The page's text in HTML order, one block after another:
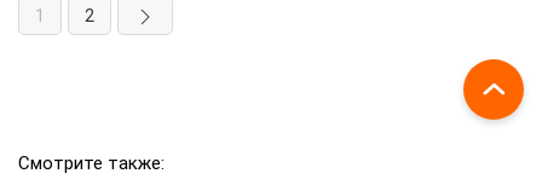
1 2
Смотрите также: